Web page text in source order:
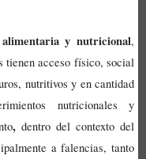
y nutricional,
tienen acceso físico, social
nutritivos y en cantidad
nutricionales y
, dentro del contexto del
a falencias, tanto